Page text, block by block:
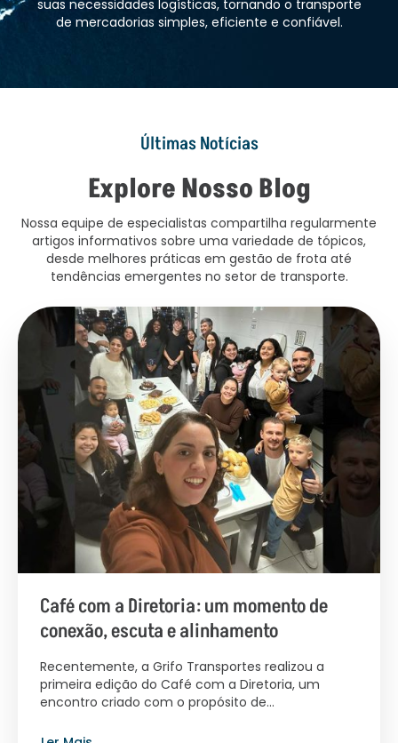
suas necessidades logísticas, tornando o transporte
de mercadorias simples, eficiente e confiável.
Últimas Notícias
Explore Nosso Blog
Nossa equipe de especialistas compartilha regularmente
artigos informativos sobre uma variedade de tópicos,
desde melhores práticas em gestão de frota até
tendências emergentes no setor de transporte.
Café com a Diretoria: um momento de
conexão, escuta e alinhamento
Recentemente, a Grifo Transportes realizou a
primeira edição do Café com a Diretoria, um
encontro criado com o propósito de...